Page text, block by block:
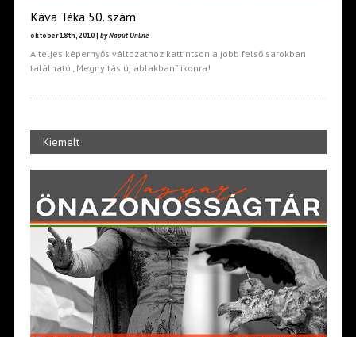
Káva Téka 50. szám
október 18th, 2010 | by Napút Online
A teljes képernyős változathoz kattintson a jobb felső sarokban
található „Megnyitás új ablakban” ikonra!
Kiemelt